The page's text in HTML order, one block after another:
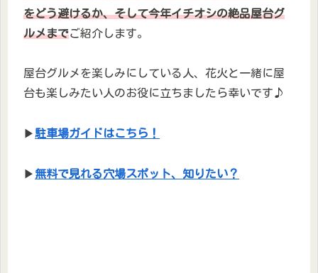
をどう避けるか、そして今年イチオシの絶品屋台グ
ルメまでご紹介します。
屋台グルメを楽しみにしている人、花火と一緒に屋
台も楽しみたい人のお役に立ちましたら幸いです♪
▶ 駐車場ガイドはこちら！
▶ 無料で見れる穴場スポット、知りたい？